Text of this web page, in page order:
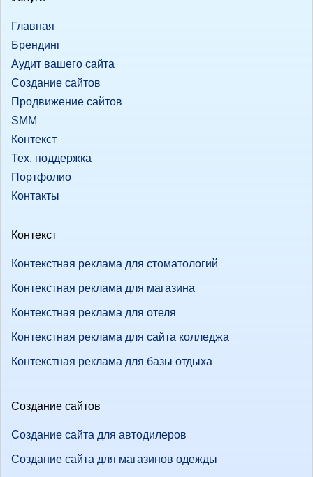
Главная
Брендинг
Аудит вашего сайта
Создание сайтов
Продвижение сайтов
SMM
Контекст
Тех. поддержка
Портфолио
Контакты
Контекст
Контекстная реклама для стоматологий
Контекстная реклама для магазина
Контекстная реклама для отеля
Контекстная реклама для сайта колледжа
Контекстная реклама для базы отдыха
Создание сайтов
Создание сайта для автодилеров
Создание сайта для магазинов одежды